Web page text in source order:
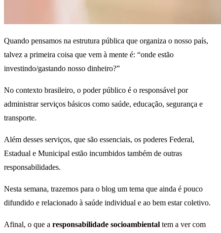
Quando pensamos na estrutura pública que organiza o nosso país,
talvez a primeira coisa que vem à mente é: “onde estão
investindo/gastando nosso dinheiro?”
No contexto brasileiro, o poder público é o responsável por
administrar serviços básicos como saúde, educação, segurança e
transporte.
Além desses serviços, que são essenciais, os poderes Federal,
Estadual e Municipal estão incumbidos também de outras
responsabilidades.
Nesta semana, trazemos para o blog um tema que ainda é pouco
difundido e relacionado à saúde individual e ao bem estar coletivo.
Afinal, o que a responsabilidade socioambiental tem a ver com